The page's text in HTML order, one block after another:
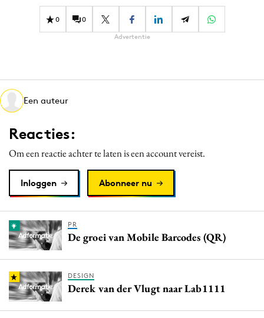
Effectiviteit
Gedragsverandering
Martech
Media
Merkstrategie
PR
Programmatic
Reputatie & crisis
0 0
Advertentie
Een auteur
Reacties:
Om een reactie achter te laten is een account vereist.
Inloggen Abonneer nu
PR
De groei van Mobile Barcodes (QR)
DESIGN
Derek van der Vlugt naar Lab1111